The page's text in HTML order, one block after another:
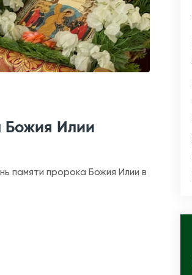
Божия Илии
памяти пророка Божия Илии в